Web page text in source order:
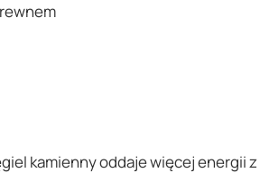
kamienny oddaje więcej energii